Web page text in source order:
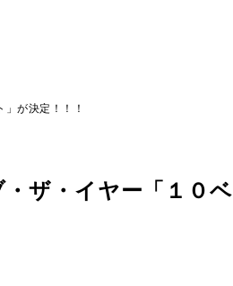
が決定！！！
ザ・イヤー「１０ベ